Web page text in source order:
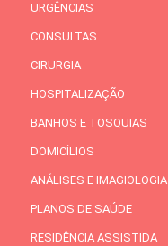
URGÊNCIAS
CONSULTAS
CIRURGIA
HOSPITALIZAÇÃO
BANHOS E TOSQUIAS
DOMICÍLIOS
ANÁLISES E IMAGIOLOGIA
PLANOS DE SAÚDE
RESIDÊNCIA ASSISTIDA